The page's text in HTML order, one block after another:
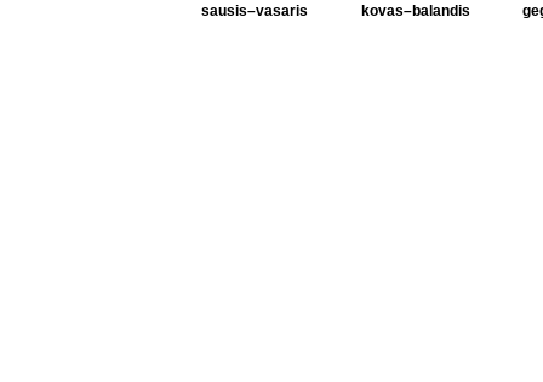
sausis–vasaris kovas–balandis